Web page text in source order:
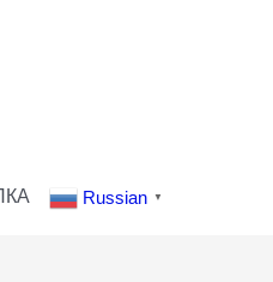
Russian ▼